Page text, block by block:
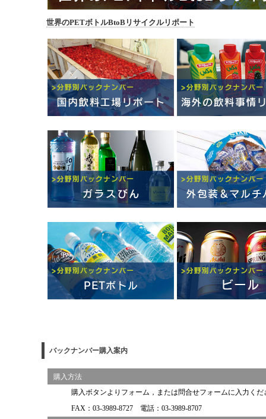
世界のPETボトルBtoBリサイクルリポート
バックナンバー購入案内
購入方法
購入ボタンよりフォーム，または問合せフォームに入力く
FAX：03-3989-8727 電話：03-3989-8707